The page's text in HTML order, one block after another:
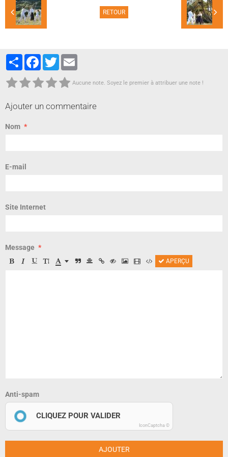
RETOUR
PartagerFacebook
Twitter
Aucune note. Soyez le premier à attribuer une note !
Ajouter un commentaire
Nom
E-mail
Site Internet
Message
APERÇU
Anti-spam
CLIQUEZ POUR VALIDER
IconCaptcha ©
AJOUTER